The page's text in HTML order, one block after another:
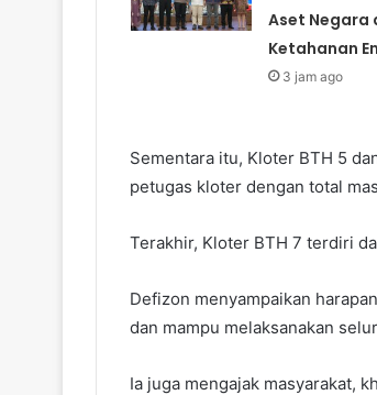
Aset Negara
Ketahanan
3 jam ago
Sementara itu, Kloter BTH 5
petugas kloter dengan total
Terakhir, Kloter BTH 7 terdiri
Defizon menyampaikan
dan mampu melaksanakan
Ia juga mengajak masyarakat,